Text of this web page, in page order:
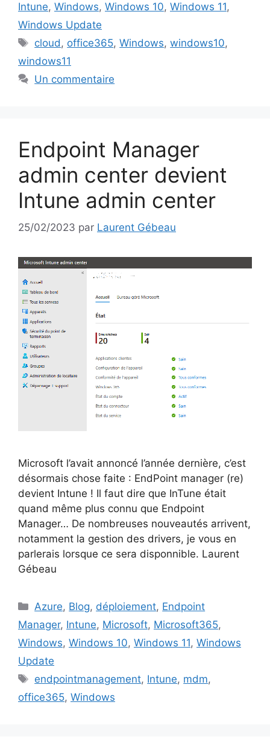
Intune, Windows, Windows 10, Windows 11,
Windows Update
Étiquettes
cloud, office365,Windows,windows10,
windows11
Un commentaire
Endpoint Manager
admin center devient
Intune admin center
25/02/2023 par Laurent Gébeau
Microsoft l’avait annoncé l’année dernière, c’est
désormais chose faite : EndPoint manager (re)
devient Intune ! Il faut dire que InTune était
quand même plus connu que Endpoint
Manager… De nombreuses nouveautés arrivent,
notamment la gestion des drivers, je vous en
parlerais lorsque ce sera disponnible. Laurent
Gébeau
Catégories
Azure, Blog, déploiement, Endpoint
Manager, Intune, Microsoft, Microsoft365,
Windows, Windows 10, Windows 11, Windows
Update
Étiquettes
endpointmanagement, Intune, mdm,
office365, Windows